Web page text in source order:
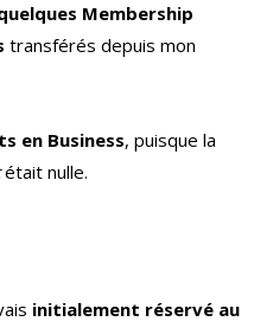
Membership
transférés depuis mon
en Business, puisque la
était nulle.
initialement réservé au